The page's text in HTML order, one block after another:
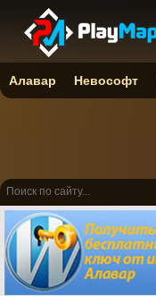
Алавар Невософт